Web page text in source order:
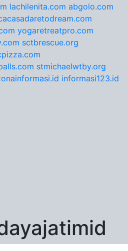
lachilenita.com abgolo.com
yogaretreatpro.com
sctbrescue.org
stmichaelwtby.org
informasi123.id